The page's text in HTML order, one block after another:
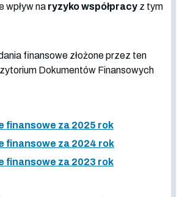
wpływ na ryzyko współpracy z tym
finansowe złożone przez ten
Dokumentów Finansowych
finansowe za 2025 rok
finansowe za 2024 rok
finansowe za 2023 rok